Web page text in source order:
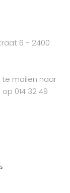
6 - 2400
mailen naar
014 32 49